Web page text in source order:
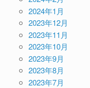
2024年1月
2023年12月
2023年11月
2023年10月
2023年9月
2023年8月
2023年7月